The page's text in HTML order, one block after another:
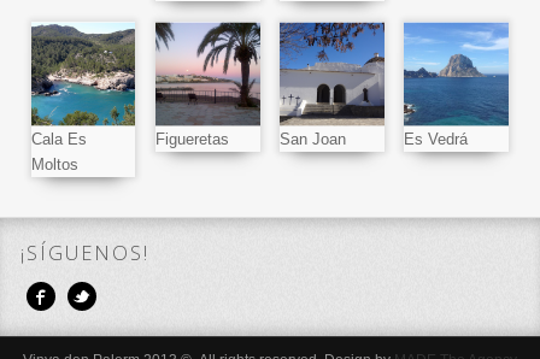
Cala Es
Moltos
Figueretas San Joan Es Vedrá
¡SÍGUENOS!